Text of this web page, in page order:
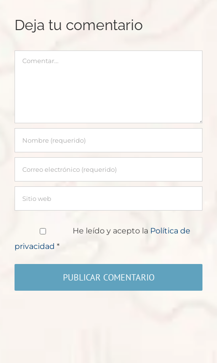
Deja tu comentario
Comentar
He leído y acepto la Política de
privacidad *